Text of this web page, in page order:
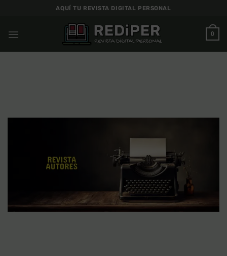
contenido
AQUÍ TU REVISTA DIGITAL PERSONAL
0